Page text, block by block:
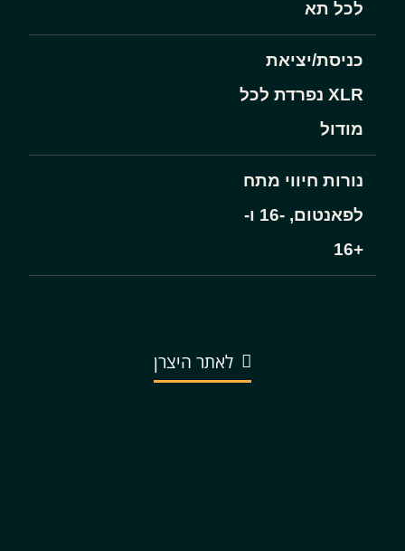
לכל תא
כניסת/יציאת
XLR נפרדת לכל
מודול
נורות חיווי מתח
לפאנטום, -16 ו-
+16
לאתר היצרן